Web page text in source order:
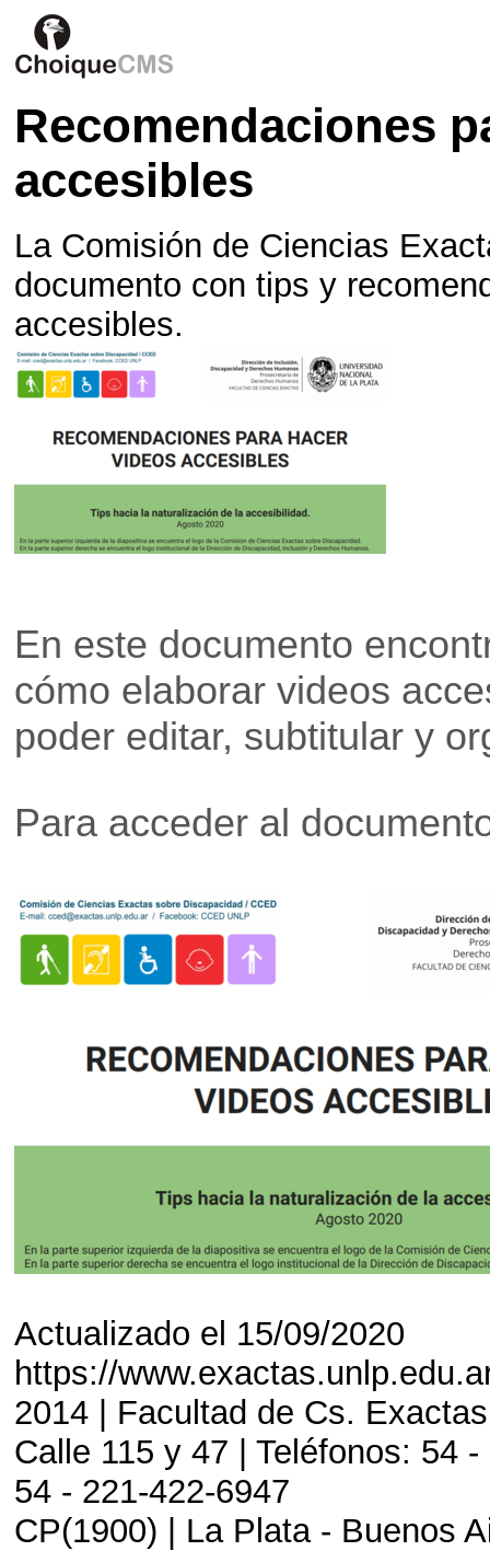
Recomendaciones
accesibles
La Comisión de Ciencias
documento con tips y
accesibles.
En este documento
cómo elaborar videos
poder editar, subtitular y
Para acceder al
Actualizado el 15/09/2020
https://
2014 | Facultad de Cs.
Calle 115 y 47 | Teléfonos: 54
54 - 221-422-6947
CP(1900) | La Plata - Buenos